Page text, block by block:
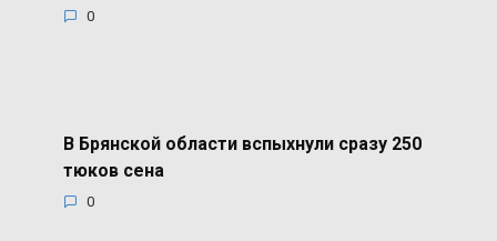
0
В Брянской области вспыхнули сразу 250
тюков сена
0